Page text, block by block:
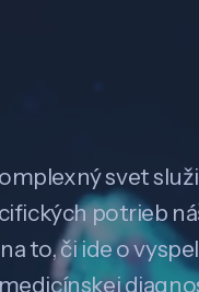
svet
potrieb
to, či ide o